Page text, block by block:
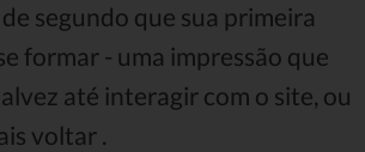
segundo que sua primeira
formar - uma impressão que
até interagir com o site, ou
voltar .